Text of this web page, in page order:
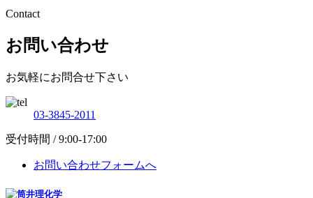
Contact
お問い合わせ
お気軽にお問合せ下さい
03-3845-2011
受付時間 / 9:00-17:00
お問い合わせフォームへ